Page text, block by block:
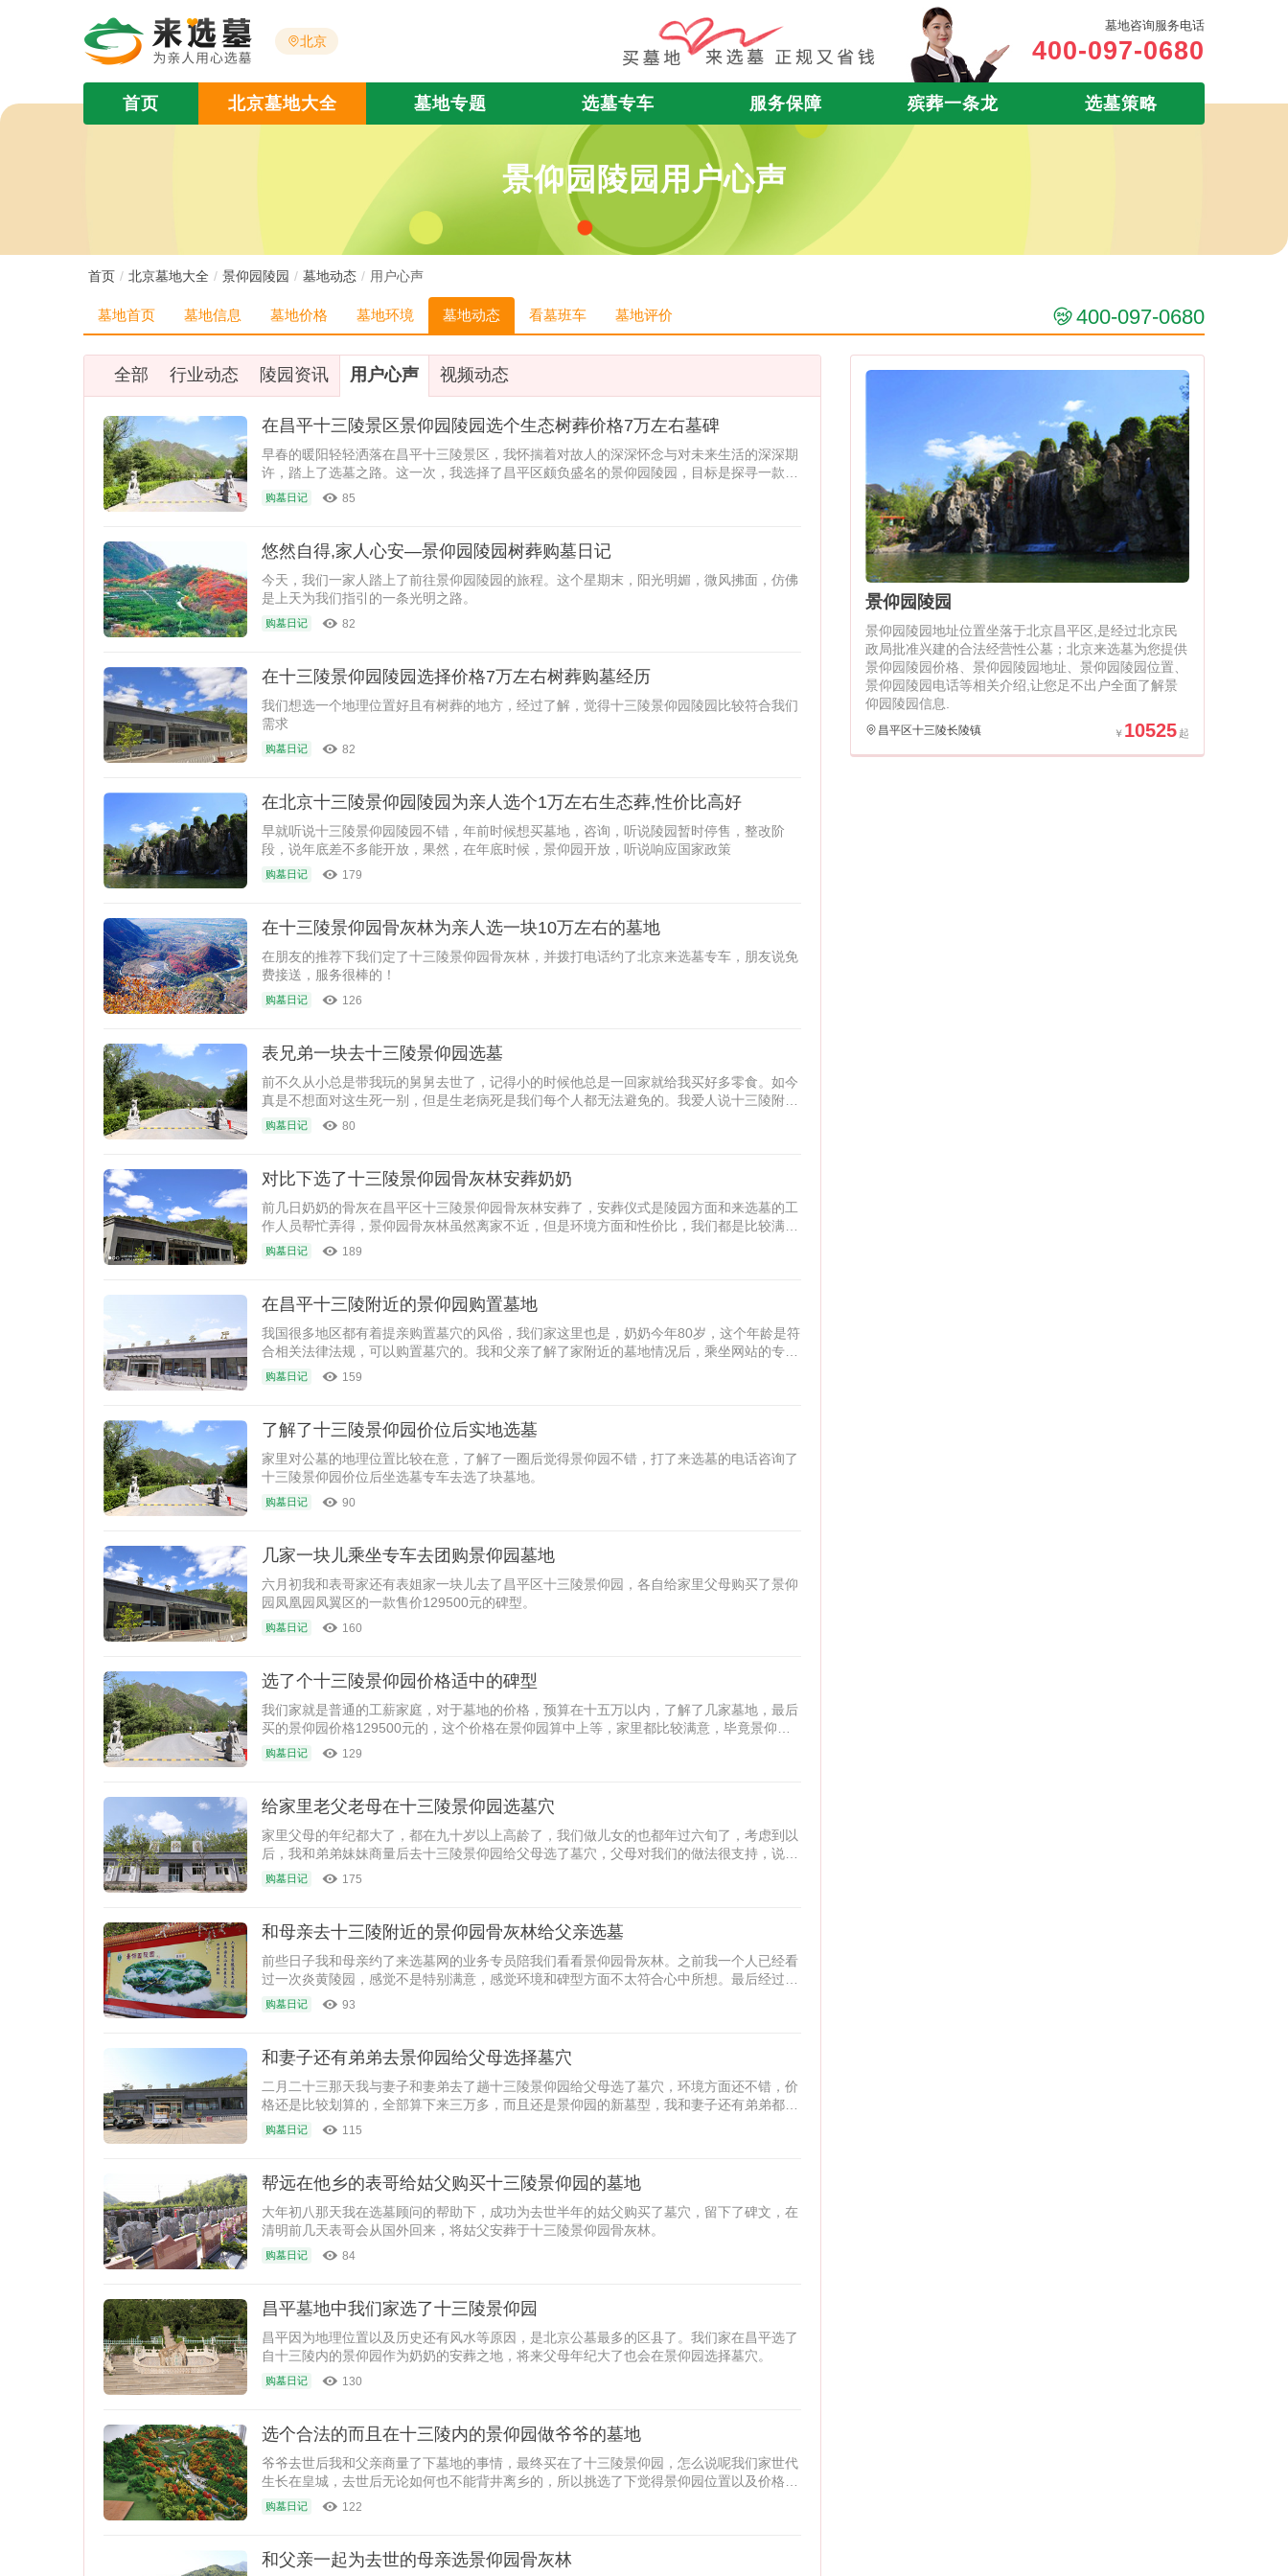
北京
墓地咨询服务电话
400-097-0680
首页 北京墓地大全 墓地专题 选墓专车 服务保障 殡葬一条龙 选墓策略
景仰园陵园用户心声
首页 北京墓地大全 景仰园陵园 墓地动态 用户心声
墓地首页 墓地信息 墓地价格 墓地环境 墓地动态 看墓班车 墓地评价 400-097-0680
景仰园陵园
景仰园陵园地址位置坐落于北京昌平区,是经过北京民
政局批准兴建的合法经营性公墓；北京来选墓为您提供
景仰园陵园价格、景仰园陵园地址、景仰园陵园位置、
景仰园陵园电话等相关介绍,让您足不出户全面了解景
仰园陵园信息.
昌平区十三陵长陵镇 10525
全部 行业动态 陵园资讯 用户心声 视频动态
在昌平十三陵景区景仰园陵园选个生态树葬价格7万左右墓碑
早春的暖阳轻轻洒落在昌平十三陵景区，我怀揣着对故人的深深怀念与对未来生活的深深期
许，踏上了选墓之路。这一次，我选择了昌平区颇负盛名的景仰园陵园，目标是探寻一款价
格适中、环境优美且富含生态理念的树葬墓碑。
购墓日记 85
悠然自得,家人心安—景仰园陵园树葬购墓日记
今天，我们一家人踏上了前往景仰园陵园的旅程。这个星期末，阳光明媚，微风拂面，仿佛
是上天为我们指引的一条光明之路。
购墓日记 82
在十三陵景仰园陵园选择价格7万左右树葬购墓经历
我们想选一个地理位置好且有树葬的地方，经过了解，觉得十三陵景仰园陵园比较符合我们
需求
购墓日记 82
在北京十三陵景仰园陵园为亲人选个1万左右生态葬,性价比高好
早就听说十三陵景仰园陵园不错，年前时候想买墓地，咨询，听说陵园暂时停售，整改阶
段，说年底差不多能开放，果然，在年底时候，景仰园开放，听说响应国家政策
购墓日记 179
在十三陵景仰园骨灰林为亲人选一块10万左右的墓地
在朋友的推荐下我们定了十三陵景仰园骨灰林，并拨打电话约了北京来选墓专车，朋友说免
费接送，服务很棒的！
购墓日记 126
表兄弟一块去十三陵景仰园选墓
前不久从小总是带我玩的舅舅去世了，记得小的时候他总是一回家就给我买好多零食。如今
真是不想面对这生死一别，但是生老病死是我们每个人都无法避免的。我爱人说十三陵附近
的
购墓日记 80
对比下选了十三陵景仰园骨灰林安葬奶奶
前几日奶奶的骨灰在昌平区十三陵景仰园骨灰林安葬了，安葬仪式是陵园方面和来选墓的工
作人员帮忙弄得，景仰园骨灰林虽然离家不近，但是环境方面和性价比，我们都是比较满意
的
购墓日记 189
在昌平十三陵附近的景仰园购置墓地
我国很多地区都有着提亲购置墓穴的风俗，我们家这里也是，奶奶今年80岁，这个年龄是符
合相关法律法规，可以购置墓穴的。我和父亲了解了家附近的墓地情况后，乘坐网站的专车
去十
购墓日记 159
了解了十三陵景仰园价位后实地选墓
家里对公墓的地理位置比较在意，了解了一圈后觉得景仰园不错，打了来选墓的电话咨询了
十三陵景仰园价位后坐选墓专车去选了块墓地。
购墓日记 90
几家一块儿乘坐专车去团购景仰园墓地
六月初我和表哥家还有表姐家一块儿去了昌平区十三陵景仰园，各自给家里父母购买了景仰
园凤凰园凤翼区的一款售价129500元的碑型。
购墓日记 160
选了个十三陵景仰园价格适中的碑型
我们家就是普通的工薪家庭，对于墓地的价格，预算在十五万以内，了解了几家墓地，最后
买的景仰园价格129500元的，这个价格在景仰园算中上等，家里都比较满意，毕竟景仰园
环境还
购墓日记 129
给家里老父老母在十三陵景仰园选墓穴
家里父母的年纪都大了，都在九十岁以上高龄了，我们做儿女的也都年过六旬了，考虑到以
后，我和弟弟妹妹商量后去十三陵景仰园给父母选了墓穴，父母对我们的做法很支持，说是
景
购墓日记 175
和母亲去十三陵附近的景仰园骨灰林给父亲选墓
前些日子我和母亲约了来选墓网的业务专员陪我们看看景仰园骨灰林。之前我一个人已经看
过一次炎黄陵园，感觉不是特别满意，感觉环境和碑型方面不太符合心中所想。最后经过对
比
购墓日记 93
和妻子还有弟弟去景仰园给父母选择墓穴
二月二十三那天我与妻子和妻弟去了趟十三陵景仰园给父母选了墓穴，环境方面还不错，价
格还是比较划算的，全部算下来三万多，而且还是景仰园的新墓型，我和妻子还有弟弟都比
较
购墓日记 115
帮远在他乡的表哥给姑父购买十三陵景仰园的墓地
大年初八那天我在选墓顾问的帮助下，成功为去世半年的姑父购买了墓穴，留下了碑文，在
清明前几天表哥会从国外回来，将姑父安葬于十三陵景仰园骨灰林。
购墓日记 84
昌平墓地中我们家选了十三陵景仰园
昌平因为地理位置以及历史还有风水等原因，是北京公墓最多的区县了。我们家在昌平选了
自十三陵内的景仰园作为奶奶的安葬之地，将来父母年纪大了也会在景仰园选择墓穴。
购墓日记 130
选个合法的而且在十三陵内的景仰园做爷爷的墓地
爷爷去世后我和父亲商量了下墓地的事情，最终买在了十三陵景仰园，怎么说呢我们家世代
生长在皇城，去世后无论如何也不能背井离乡的，所以挑选了下觉得景仰园位置以及价格都
是
购墓日记 122
和父亲一起为去世的母亲选景仰园骨灰林